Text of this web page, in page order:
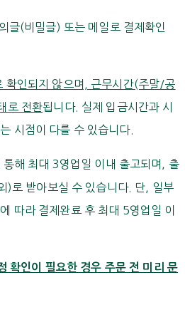
글(비밀글) 또는 메일로 결제확인
확인되지 않으며, 근무시간(주말/공
로 전환됩니다. 실제 입금시간과 시
시점이 다를 수 있습니다.
통해 최대 3영업일 이내 출고되며, 출
)로 받아보실 수 있습니다. 단, 일부
따라 결제완료 후 최대 5영업일 이
확인이 필요한 경우 주문 전 미리 문